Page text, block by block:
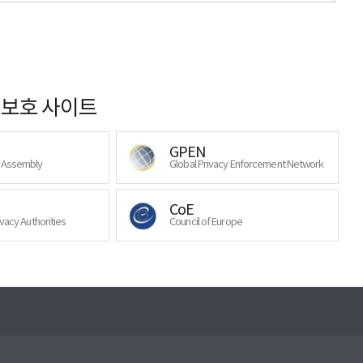
호 사이트
GPEN
Global Privacy Enforcement Network
Authorities
CoE
Council of Europe